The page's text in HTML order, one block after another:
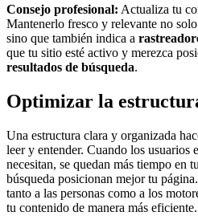
Consejo profesional: Actualiza tu
Mantenerlo fresco y relevante no
sino que también indica a
que tu sitio esté activo y merezca
resultados de búsqueda.
Optimizar la
Una estructura clara y organizada
leer y entender. Cuando los usuarios
necesitan, se quedan más tiempo en
búsqueda posicionan mejor tu
tanto a las personas como a los
tu contenido de manera más eficiente.